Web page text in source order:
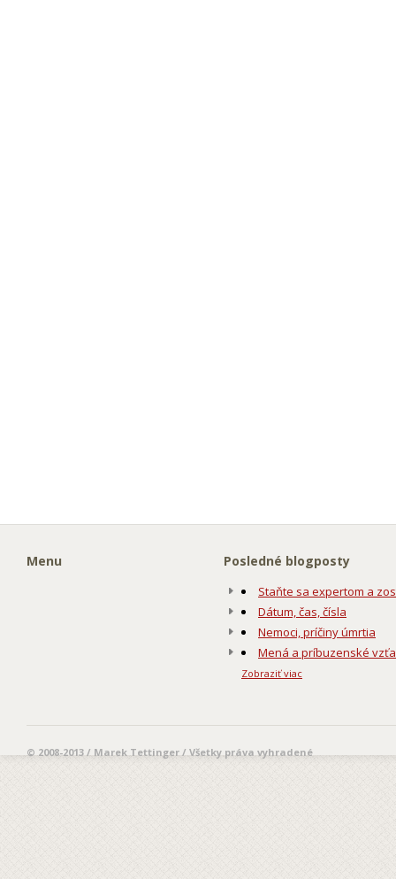
Menu Posledné blogposty
Staňte sa expertom a
Dátum, čas, čísla
Nemoci, príčiny úmrtia
Mená a príbuzenské
Zobraziť viac
© 2008-2013 / Marek Tettinger / Všetky práva vyhradené